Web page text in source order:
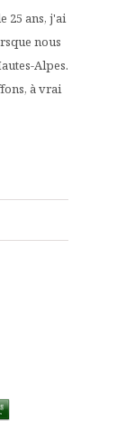
25 ans, j'ai
nous
Alpes.
à vrai